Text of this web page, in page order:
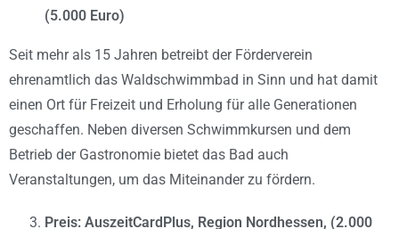
(5.000 Euro)
Seit mehr als 15 Jahren betreibt der Förderverein
ehrenamtlich das Waldschwimmbad in Sinn und hat damit
einen Ort für Freizeit und Erholung für alle Generationen
geschaffen. Neben diversen Schwimmkursen und dem
Betrieb der Gastronomie bietet das Bad auch
Veranstaltungen, um das Miteinander zu fördern.
Preis: AuszeitCardPlus, Region Nordhessen, (2.000